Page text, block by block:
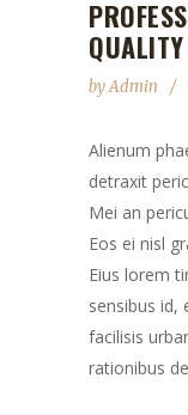
QUALITY
byAdmin
Alienum
detraxit
Mei an
Eos ei nisl
Eius lorem
sensibus id,
facilisis
rationibus